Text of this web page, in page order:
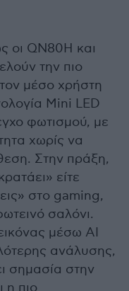
οι QN80H και
την πιο
μέσο χρήστη
Mini LED
φωτισμού, με
χωρίς να
Στην πράξη,
είτε
στο gaming,
σαλόνι.
μέσω AI
ανάλυσης,
σημασία στην
η πιο